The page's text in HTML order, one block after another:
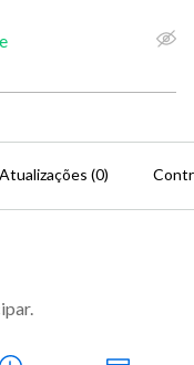
Atualizações (0)